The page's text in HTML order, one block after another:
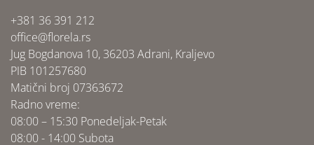
+381 36 391 212
office@florela.rs
Jug Bogdanova 10, 36203 Adrani, Kraljevo
PIB 101257680
Matični broj 07363672
Radno vreme:
08:00 – 15:30 Ponedeljak-Petak
08:00 - 14:00 Subota